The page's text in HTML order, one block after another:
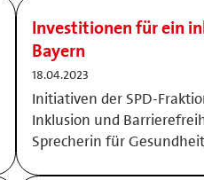
Investitionen für ein
Bayern
18.04.2023
Initiativen der SPD-
Inklusion und
Sprecherin für